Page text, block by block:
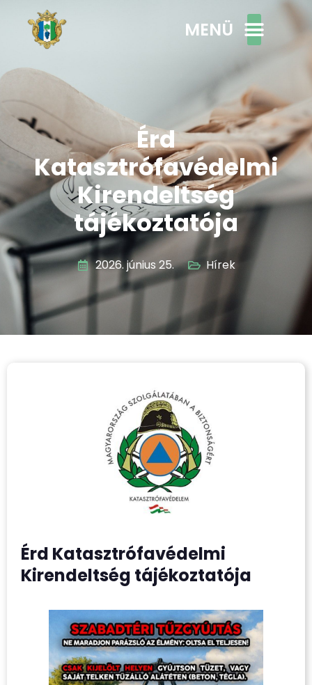
MENÜ
Érd
Katasztrófavédelmi
Kirendeltség
tájékoztatója
2026. június 25. Hírek
Érd Katasztrófavédelmi
Kirendeltség tájékoztatója